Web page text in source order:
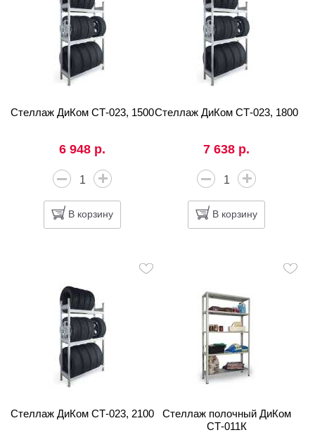
Стеллаж ДиКом СТ-023, 1500
6 948 р.
В корзину
Стеллаж ДиКом СТ-023, 1800
7 638 р.
В корзину
Стеллаж ДиКом СТ-023, 2100
Стеллаж полочный ДиКом
СТ-011К